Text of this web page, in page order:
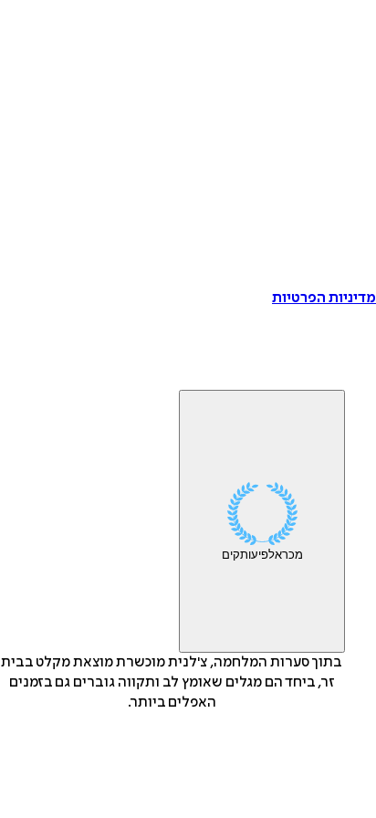
הפרטיות
מכראלפיעותקים
בתוך סערות המלחמה, צ'לנית מוכשרת מוצאת מקלט בבית
זר, ביחד הם מגלים שאומץ לב ותקווה גוברים גם בזמנים
האפלים ביותר.